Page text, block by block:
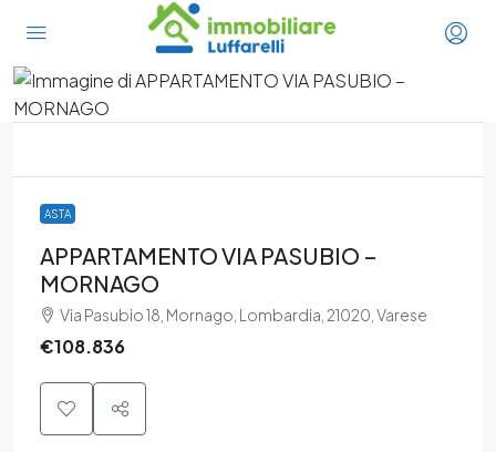
ASTA
APPARTAMENTO VIA PASUBIO –
MORNAGO
Via Pasubio 18, Mornago, Lombardia, 21020, Varese
€108.836